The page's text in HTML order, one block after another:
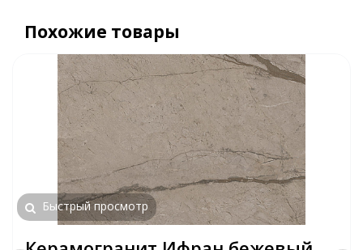
Похожие товары
Быстрый просмотр